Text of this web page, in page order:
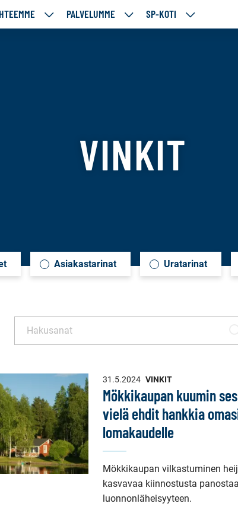
KOHTEEMME
PALVELUMME
PALVELUMME
SP-KOTI
SP-
VINKIT
Asiakastarinat Uratarinat
31.5.2024 VINKIT
Mökkikaupan kuumin
vielä ehdit hankkia
lomakaudelle
Mökkikaupan vilkastuminen
kasvavaa kiinnostusta
luonnonläheisyyteen.